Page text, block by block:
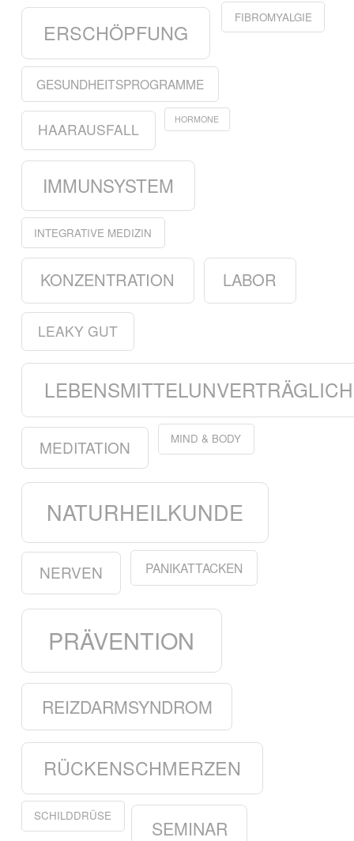
ERSCHÖPFUNG
FIBROMYALGIE
GESUNDHEITSPROGRAMME
HAARAUSFALL
HORMONE
IMMUNSYSTEM
INTEGRATIVE MEDIZIN
KONZENTRATION LABOR
LEAKY GUT
MEDITATION MIND & BODY
NATURHEILKUNDE
NERVEN PANIKATTACKEN
PRÄVENTION
REIZDARMSYNDROM
RÜCKENSCHMERZEN
SCHILDDRÜSE SEMINAR